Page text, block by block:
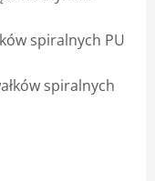
spiralnych PU
spiralnych